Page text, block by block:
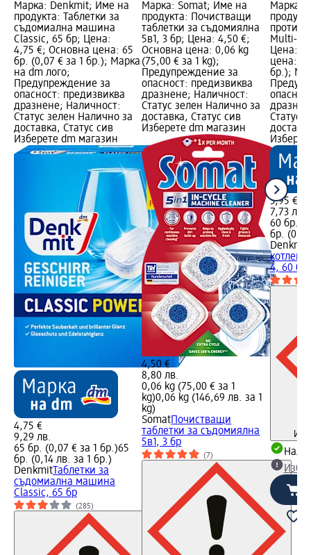
Марка: Denkmit; Име на
продукта: Таблетки за
съдомиална машина
Classic, 65 бр; Цена:
4,75 €; Основна цена: 65
бр. (0,07 € за 1 бр.); Марка
на dm лого;
Предупреждение за
опасност: предизвиква
дразнене; Наличност:
Статус зелен Налично за
доставка, Статус сив
Изберете dm магазин
4,75 €
9,29 лв.
65 бр. (0,07 € за 1 бр.)65
бр. (0,14 лв. за 1 бр.)
DenkmitТаблетки за
съдомиална машина
Classic, 65 бр
(285)
Марка: Somat; Име на
продукта: Почистващи
таблетки за съдомиялна
5в1, 3 бр; Цена: 4,50 €;
Основна цена: 0,06 kg
(75,00 € за 1 kg);
Предупреждение за
опасност: предизвиква
дразнене; Наличност:
Статус зелен Налично за
доставка, Статус сив
Изберете dm магазин
4,50 €
8,80 лв.
0,06 kg (75,00 € за 1
kg)0,06 kg (146,69 лв. за 1
kg)
SomatПочистващи
таблетки за съдомиялна
5в1, 3 бр
(7)
Марка:
против
Multi-
Цена:
цена:
бр.);
Статус
3,95 €
7,73 лв.
60 бр.
бр.
Denkmit
котлен
4, 60 бр